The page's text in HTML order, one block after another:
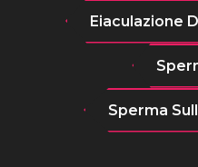
Eiaculazione
Sperma